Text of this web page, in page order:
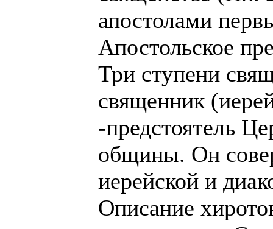
апостолами
Апостольское
Три ступени
священник
-предстоятель
общины. Он
иерейской и
Описание